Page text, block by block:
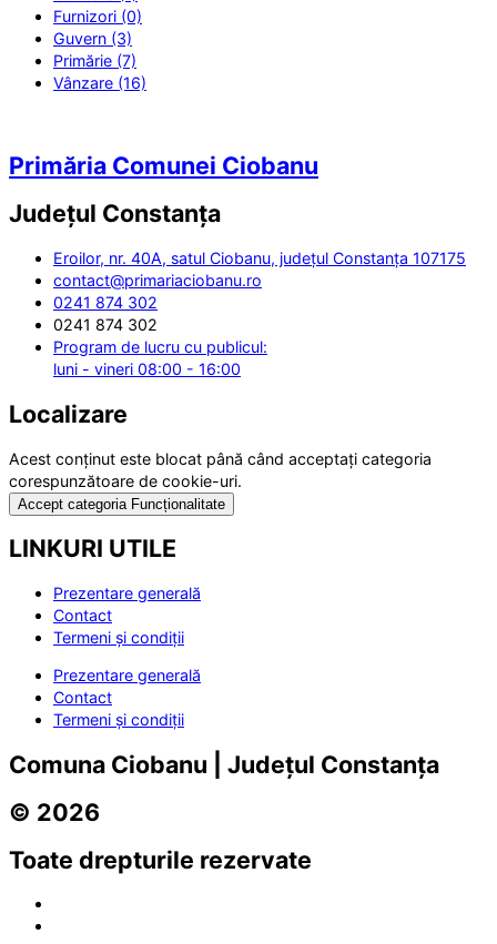
Furnizori (0)
Guvern (3)
Primărie (7)
Vânzare (16)
Primăria Comunei Ciobanu
Județul Constanța
Eroilor, nr. 40A, satul Ciobanu, județul Constanța 107175
contact@primariaciobanu.ro
0241 874 302
0241 874 302
Program de lucru cu publicul:
luni - vineri 08:00 - 16:00
Localizare
Acest conținut este blocat până când acceptați categoria
corespunzătoare de cookie-uri.
Accept categoria Funcționalitate
LINKURI UTILE
Prezentare generală
Contact
Termeni și condiții
Prezentare generală
Contact
Termeni și condiții
Comuna Ciobanu | Județul Constanța
© 2026
Toate drepturile rezervate